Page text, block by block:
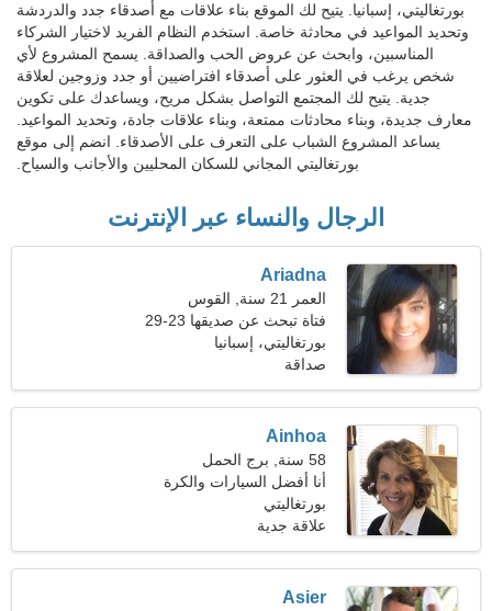
بورتغاليتي، إسبانيا. يتيح لك الموقع بناء علاقات مع أصدقاء جدد والدردشة
وتحديد المواعيد في محادثة خاصة. استخدم النظام الفريد لاختيار الشركاء
المناسبين، وابحث عن عروض الحب والصداقة. يسمح المشروع لأي
شخص يرغب في العثور على أصدقاء افتراضيين أو جدد وزوجين لعلاقة
جدية. يتيح لك المجتمع التواصل بشكل مريح، ويساعدك على تكوين
معارف جديدة، وبناء محادثات ممتعة، وبناء علاقات جادة، وتحديد المواعيد.
يساعد المشروع الشباب على التعرف على الأصدقاء. انضم إلى موقع
بورتغاليتي المجاني للسكان المحليين والأجانب والسياح.
الرجال والنساء عبر الإنترنت
Ariadna
العمر 21 سنة, القوس
فتاة تبحث عن صديقها 23-29
بورتغاليتي، إسبانيا
صداقة
Ainhoa
58 سنة, برج الحمل
أنا أفضل السيارات والكرة
الطائرة
بورتغاليتي
علاقة جدية
Asier